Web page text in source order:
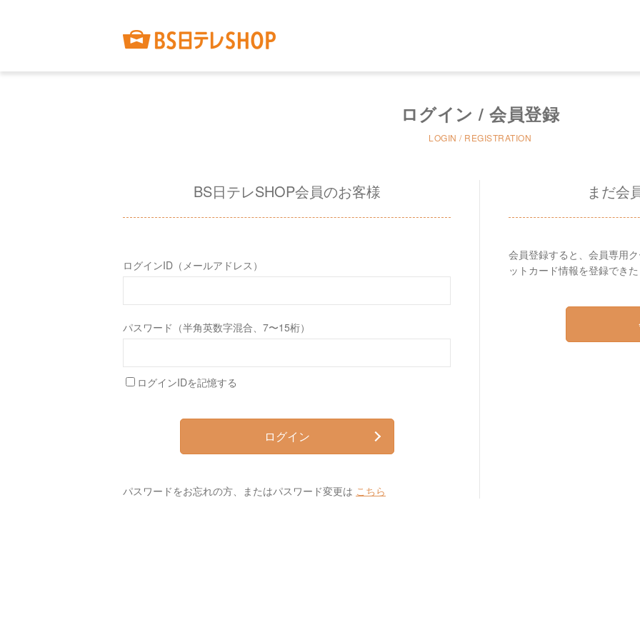
ログイン / 会員登録
LOGIN / REGISTRATION
BS日テレSHOP会員のお客様
ログインID（メールアドレス）
パスワード（半角英数字混合、7〜15桁）
ログインIDを記憶する
ログイン
パスワードをお忘れの方、またはパスワード変更は こちら
まだ会
会員登録すると、会員専用
ットカード情報を登録できた